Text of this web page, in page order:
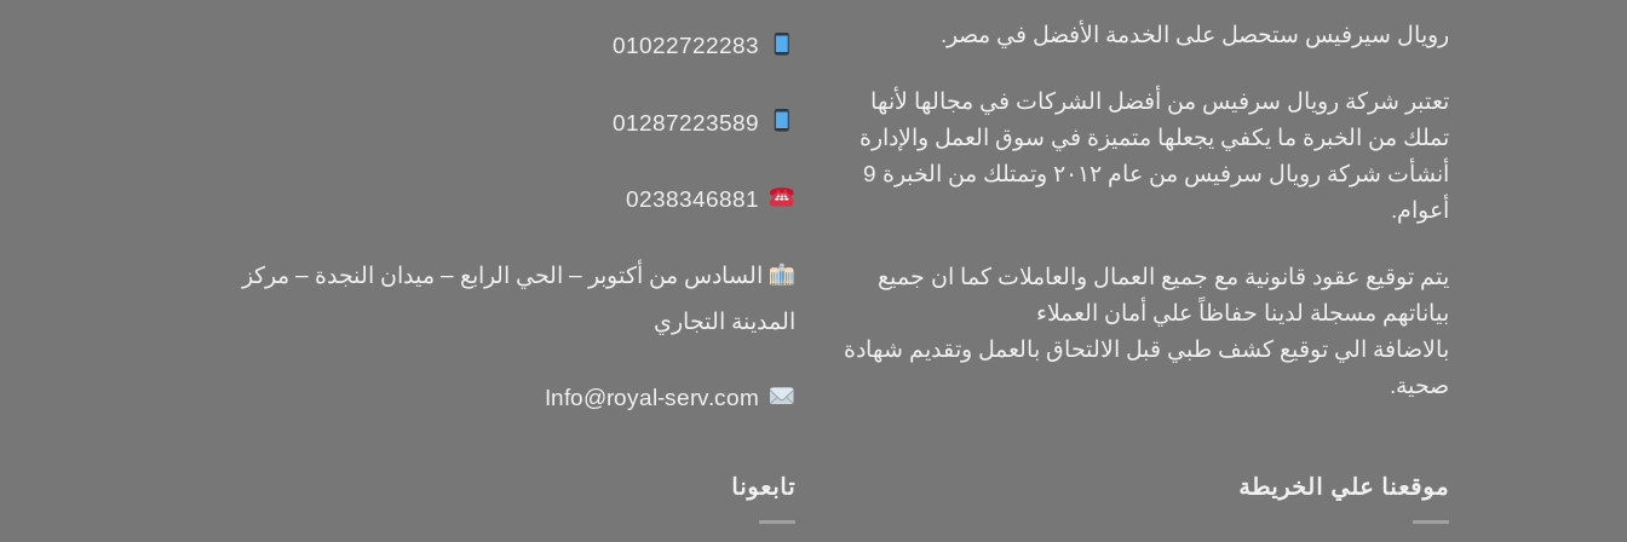
رويال سيرفيس ستحصل على الخدمة الأفضل في مصر.
تعتبر شركة رويال سرفيس من أفضل الشركات في مجالها لأنها
تملك من الخبرة ما يكفي يجعلها متميزة في سوق العمل والإدارة
أنشأت شركة رويال سرفيس من عام ٢٠١٢ وتمتلك من الخبرة 9
أعوام.
يتم توقيع عقود قانونية مع جميع العمال والعاملات كما ان جميع
بياناتهم مسجلة لدينا حفاظاً علي أمان العملاء
بالاضافة الي توقيع كشف طبي قبل الالتحاق بالعمل وتقديم شهادة
صحية.
01022722283
01287223589
0238346881
السادس من أكتوبر – الحي الرابع – ميدان النجدة – مركز
المدينة التجاري
Info@royal-serv.com
موقعنا علي الخريطة تابعونا